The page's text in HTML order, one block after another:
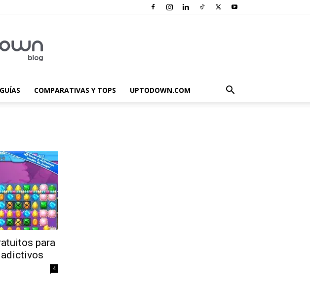
COMPARATIVAS Y TOPS UPTODOWN.COM
para
4